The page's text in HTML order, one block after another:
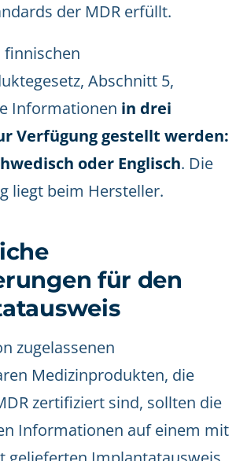
der MDR erfüllt.
finnischen
Abschnitt 5,
Informationen in drei
Verfügung gestellt werden:
oder Englisch. Die
liegt beim Hersteller.
für den
zugelassenen
Medizinprodukten, die
zertifiziert sind, sollten die
Informationen auf einem mit